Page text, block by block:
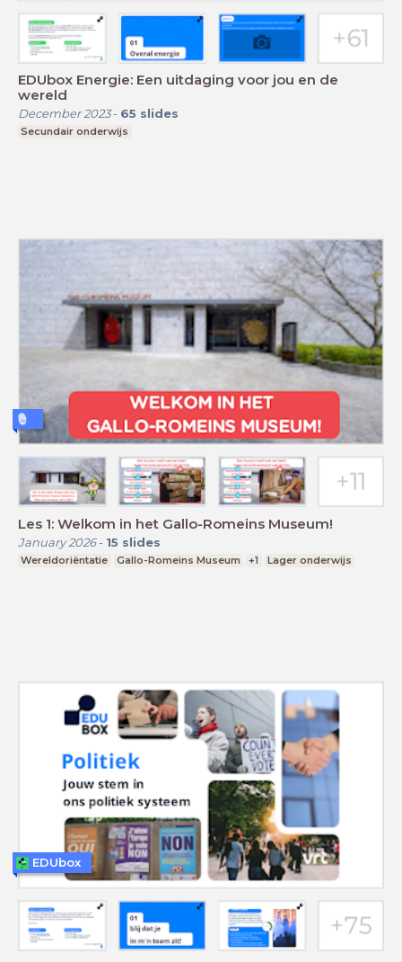
EDUbox Energie: Een uitdaging voor jou en de
wereld
December 2023- 65 slides
Secundair onderwijs
Les 1: Welkom in het Gallo-Romeins Museum!
January 2026- 15 slides
Wereldoriëntatie Gallo-Romeins Museum +1 Lager onderwijs
EDUbox